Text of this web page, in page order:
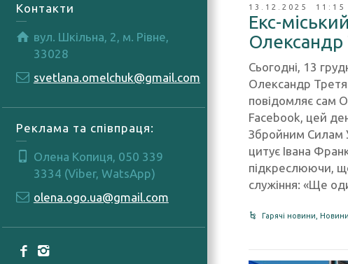
Контакти
вул. Шкільна, 2, м. Рівне,
33028
svetlana.omelchuk@gmail.com
Реклама та співпраця:
Олена Копиця, 050 339
3334 (Viber, WatsApp)
olena.ogo.ua@gmail.com
13.12.2025 11:15
Екс-
Олександр
Сьогодні, 13
Олександр
повідомляє сам
Facebook, цей
Збройним Силам
цитує Івана
підкреслюючи,
служіння: «Ще
Гарячі новини ,